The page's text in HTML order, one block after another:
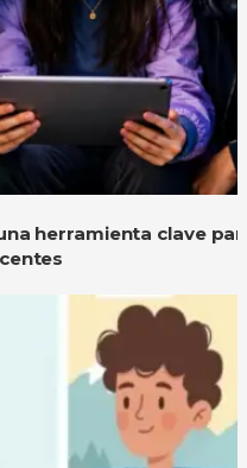
herramienta clave